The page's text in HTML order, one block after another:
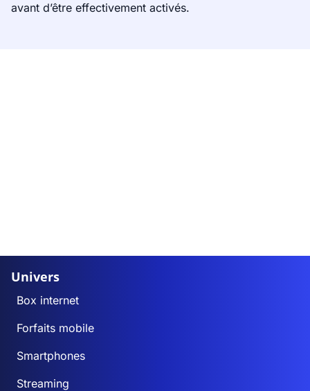
avant d’être effectivement activés.
Univers
Box internet
Forfaits mobile
Smartphones
Streaming